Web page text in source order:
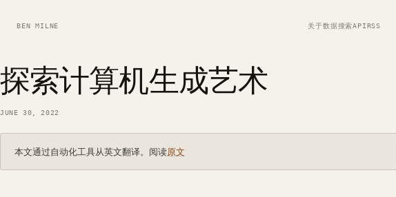
BEN MILNE 关于数据搜索APIRSS
探索计算机生成艺术
JUNE 30, 2022
本文通过自动化工具从英文翻译。阅读原文